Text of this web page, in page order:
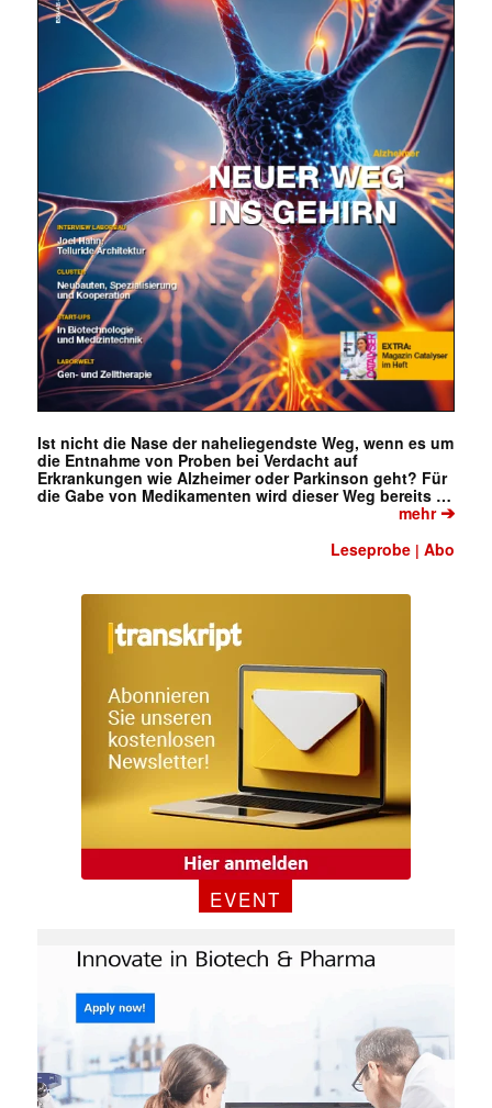
Mit dem |transkript-Newsletter
jede Woche aktuell informiert.
(erforderlich)
Ist nicht die Nase der naheliegendste Weg, wenn es um
die Entnahme von Proben bei Verdacht auf
Erkrankungen wie Alzheimer oder Parkinson geht? Für
die Gabe von Medikamenten wird dieser Weg bereits …
mehr➔
Leseprobe |Abo
EVENT